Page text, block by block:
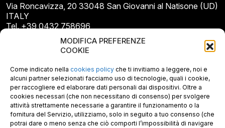
MODIFICA PREFERENZE
COOKIE
Come indicato nella cookies policy che ti invitiamo a leggere, noi e
alcuni partner selezionati facciamo uso di tecnologie, quali i cookie,
per raccogliere ed elaborare dati personali dai dispositivi. Oltre a
cookies necessari (che non necessitano di consenso) per svolgere
attività strettamente necessarie a garantire il funzionamento o la
fornitura del Servizio, utilizziamo, solo in seguito a tuo consenso (che
potrai dare o meno senza che ciò comporti l’impossibilità di navigare
Via Roncavizza, 20 33048 San Giovanni al Natisone (UD)
ITALY
Tel. +39 0432 758696
E-mail: info@gecopan.it
E-mail PEC: gecopan@pec.it
P.I. E C.F. 02487660306
N. REA UD 264834
Capitale sociale € 30.000